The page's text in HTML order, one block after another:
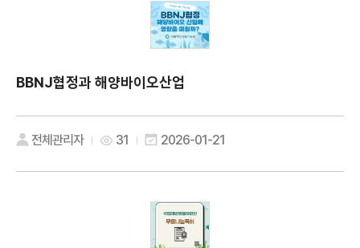
BBNJ협정과 해양바이오산업
전체관리자 31 2026-01-21